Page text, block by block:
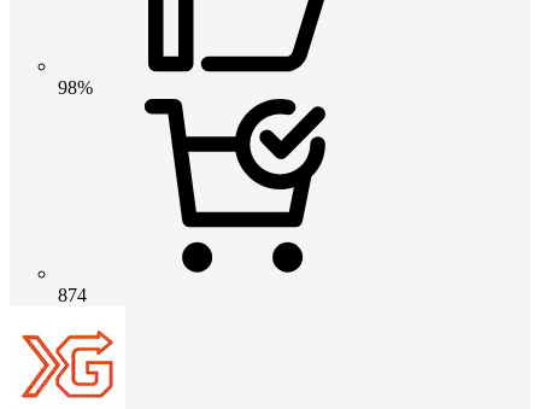
98%
874